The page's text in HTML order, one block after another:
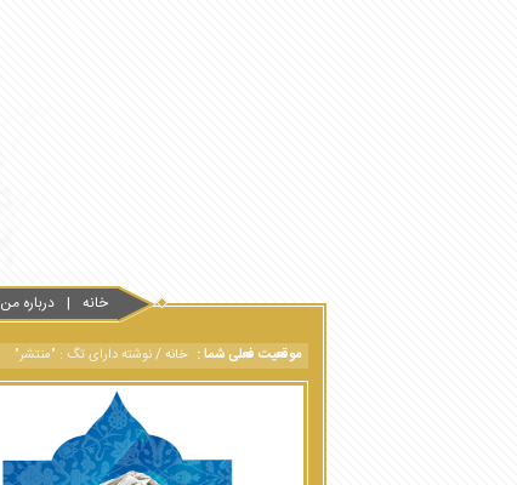
خانه درباره من
موقعیت فعلی شما : خانه/نوشته دارای تگ : "منتشر"